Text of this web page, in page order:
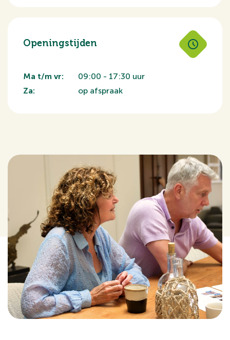
Openingstijden
Ma t/m vr:
09:00 - 17:30 uur
Za:
op afspraak